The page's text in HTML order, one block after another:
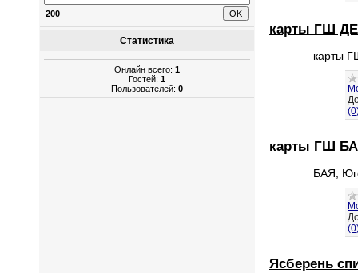
200
Статистика
Онлайн всего: 1
Гостей: 1
Пользователей: 0
карты ГШ
карты
карты ГШ
БАЯ,
Ясберень